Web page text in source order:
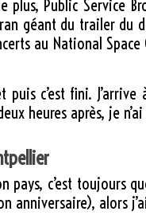
Public Service
géant du trailer
au National
puis c’est fini.
heures après, je
pays, c’est toujours
anniversaire), alors